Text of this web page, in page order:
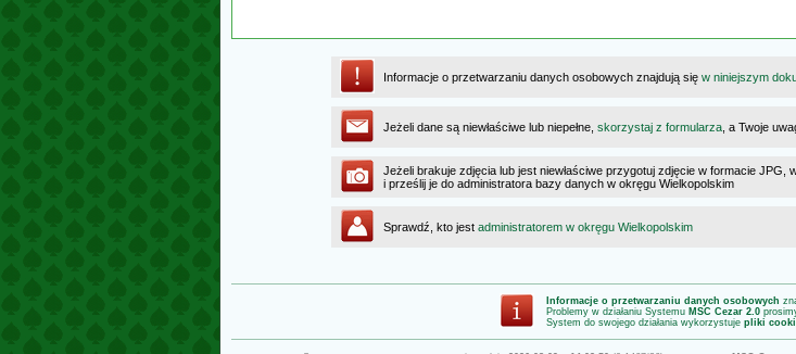
Informacje o przetwarzaniu danych osobowych znajdują się w niniejszym
Jeżeli dane są niewłaściwe lub niepełne, skorzystaj z formularza , a Twoje
Jeżeli brakuje zdjęcia lub jest niewłaściwe przygotuj zdjęcie w formacie JPG,
i prześlij je do administratora bazy danych w okręgu Wielkopolskim
Sprawdź, kto jest administratorem w okręgu Wielkopolskim
Informacje o przetwarzaniu danych osobowych
Problemy w działaniu Systemu MSC Cezar 2.0
System do swojego działania wykorzystuje pliki